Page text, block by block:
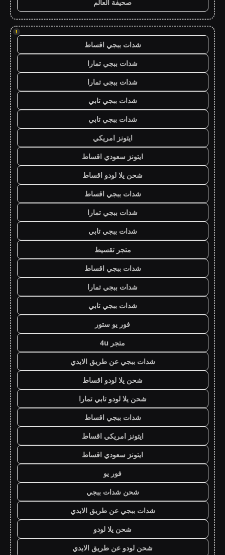
صحيفة العالم
!
شدات ببجي اقساط
شدات ببجي تمارا
شدات ببجي تمارا
شدات ببجي تابي
شدات ببجي تابي
ايتونز امريكي
ايتونز سعودي اقساط
شحن يلا لودو اقساط
شدات ببجي اقساط
شدات ببجي تمارا
شدات ببجي تابي
متجر تقسيط
شدات ببجي اقساط
شدات ببجي تمارا
شدات ببجي تابي
فور يو ستور
متجر 4u
شدات ببجي عن طريق الايدي
شحن يلا لودو اقساط
شحن يلا لودو تابي تمارا
شدات ببجي اقساط
ايتونز امريكي اقساط
ايتونز سعودي اقساط
فور يو
شحن شدات ببجي
شدات ببجي عن طريق الايدي
شحن يلا لودو
شحن لودو عن طريق الايدي